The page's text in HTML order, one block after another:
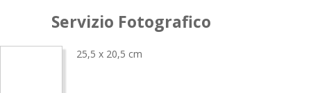
Servizio Fotografico
25,5 x 20,5 cm